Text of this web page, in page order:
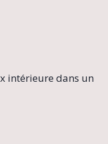
intérieure dans un